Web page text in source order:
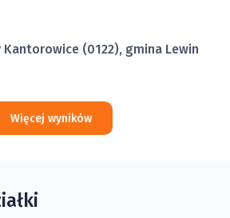
(0122), gmina Lewin
Więcej wyników